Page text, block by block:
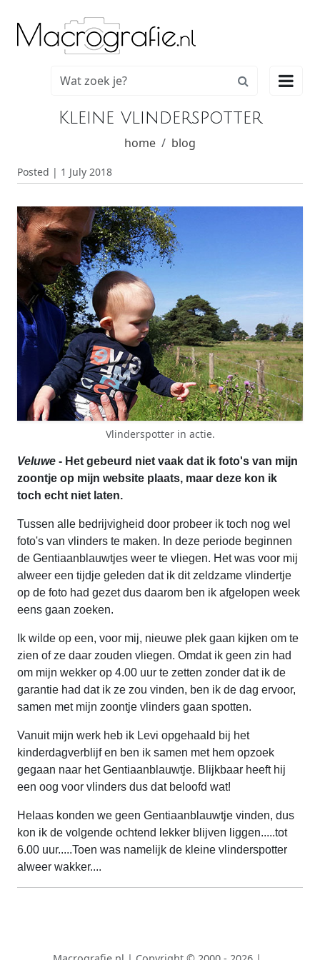

Kleine vlinderspotter
home blog
Posted | 1 July 2018
Vlinderspotter in actie.
Veluwe - Het gebeurd niet vaak dat ik foto's van mijn
zoontje op mijn website plaats, maar deze kon ik
toch echt niet laten.
Tussen alle bedrijvigheid door probeer ik toch nog wel
foto's van vlinders te maken. In deze periode beginnen
de Gentiaanblauwtjes weer te vliegen. Het was voor mij
alweer een tijdje geleden dat ik dit zeldzame vlindertje
op de foto had gezet dus daarom ben ik afgelopen week
eens gaan zoeken.
Ik wilde op een, voor mij, nieuwe plek gaan kijken om te
zien of ze daar zouden vliegen. Omdat ik geen zin had
om mijn wekker op 4.00 uur te zetten zonder dat ik de
garantie had dat ik ze zou vinden, ben ik de dag ervoor,
samen met mijn zoontje vlinders gaan spotten.
Vanuit mijn werk heb ik Levi opgehaald bij het
kinderdagverblijf en ben ik samen met hem opzoek
gegaan naar het Gentiaanblauwtje. Blijkbaar heeft hij
een oog voor vlinders dus dat beloofd wat!
Helaas konden we geen Gentiaanblauwtje vinden, dus
kon ik de volgende ochtend lekker blijven liggen.....tot
6.00 uur.....Toen was namelijk de kleine vlinderspotter
alweer wakker....